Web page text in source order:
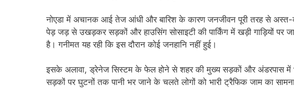
नोएडा में अचानक आई तेज आंधी और बारिश के कारण जनजीवन पूरी तरह से अस्त-
पेड़ जड़ से उखड़कर सड़कों और हाउसिंग सोसाइटी की पार्किंग में खड़ी गाड़ियों पर
है। गनीमत यह रही कि इस दौरान कोई जनहानि नहीं हुई।
​इसके अलावा, ड्रेनेज सिस्टम के फेल होने से शहर की मुख्य सड़कों और अंडरपास में
सड़कों पर घुटनों तक पानी भर जाने के चलते लोगों को भारी ट्रैफिक जाम का